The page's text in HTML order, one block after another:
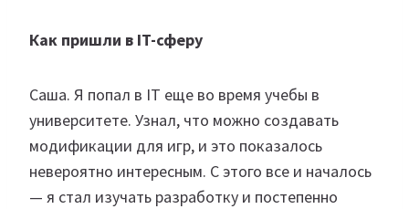
Как пришли в IT-сферу
Саша. Я попал в IT еще во время учебы в
университете. Узнал, что можно создавать
модификации для игр, и это показалось
невероятно интересным. С этого все и началось
— я стал изучать разработку и постепенно